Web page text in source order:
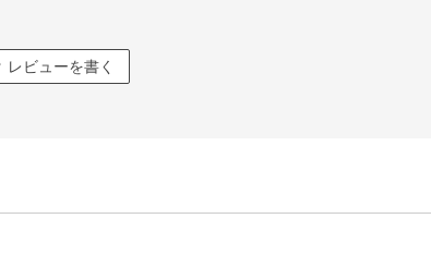
レビューを書く